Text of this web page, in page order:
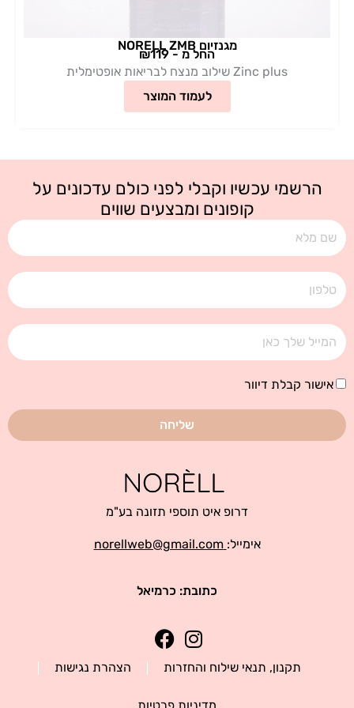
מגנזיום NORELL ZMB
החל מ - ₪119
Zinc plus שילוב מנצח לבריאות אופטימלית
לעמוד המוצר
הרשמי עכשיו וקבלי לפני כולם עדכונים על
קופונים ומבצעים שווים
שם
טלפון
אימייל
אישור
דיוור
אישור קבלת דיוור
שליחה
דרופ איט תוספי תזונה בע"מ
אימייל: norellweb@gmail.com
כתובת: כרמיאל
תקנון, תנאי שילוח והחזרות הצהרת נגישות